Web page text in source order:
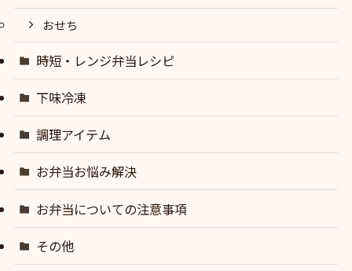
おせち
時短・レンジ弁当レシピ
下味冷凍
調理アイテム
お弁当お悩み解決
お弁当についての注意事項
その他